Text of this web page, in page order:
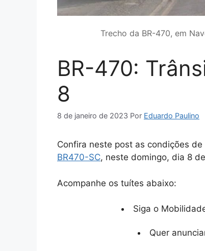
Trecho da BR-470, em
BR-470:
8
8 de janeiro de 2023 Por Eduardo Paulino
Confira neste post as condições
BR470-SC, neste domingo, dia 8
Acompanhe os tuítes abaixo:
Siga o
Quer